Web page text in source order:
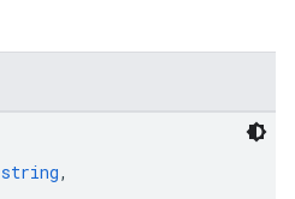
string,